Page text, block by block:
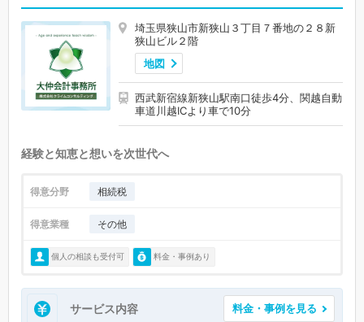
埼玉県狭山市新狭山３丁目７番地の２８新
狭山ビル２階
地図
西武新宿線新狭山駅南口徒歩4分、関越自動
車道川越ICより車で10分
経験と知恵と想いを次世代へ
得意分野 相続税
得意業種 その他
個人の相談も受付可 料金・事例あり
サービス内容 料金・事例を見る